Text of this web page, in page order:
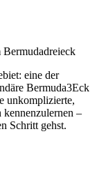
eine der
Bermuda3Eck
unkomplizierte,
kennenzulernen –
Schritt gehst.